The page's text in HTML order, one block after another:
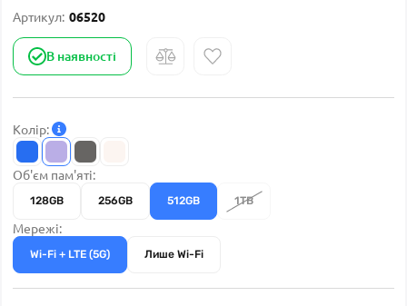
В наявності
Артикул: 06520
Колір:
Об'єм пам'яті:
128GB 256GB 512GB 1TB
Мережі:
Wi-Fi + LTE (5G) Лише Wi-Fi